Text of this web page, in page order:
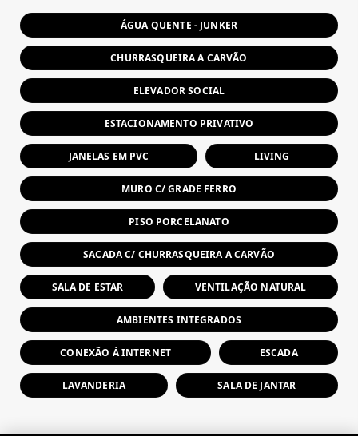
ÁGUA QUENTE - JUNKER
CHURRASQUEIRA A CARVÃO
ELEVADOR SOCIAL
ESTACIONAMENTO PRIVATIVO
JANELAS EM PVC LIVING
MURO C/ GRADE FERRO
PISO PORCELANATO
SACADA C/ CHURRASQUEIRA A CARVÃO
SALA DE ESTAR VENTILAÇÃO NATURAL
AMBIENTES INTEGRADOS
CONEXÃO À INTERNET ESCADA
LAVANDERIA SALA DE JANTAR